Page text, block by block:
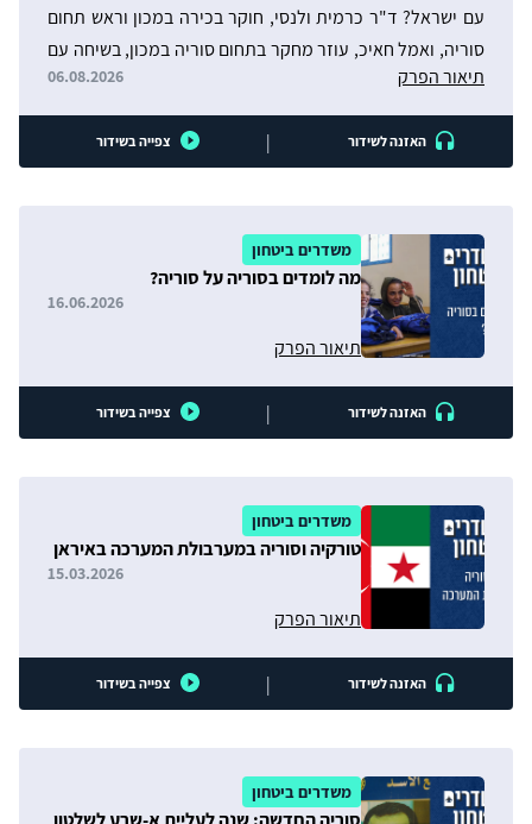
עם ישראל? ד"ר כרמית ולנסי, חוקר בכירה במכון וראש תחום
סוריה, ואמל חאיכ, עוזר מחקר בתחום סוריה במכון, בשיחה עם
העיתונאית עמנואל אלבז-פלפס. במרכז השיחה גם ממצאי
הספר החדש של ד"ר ולנסי ופרופ' איתמר רבינוביץ – המשמש
כמשנה ליושב ראש הדירקטוריון של המכון – "המהפכה בסוריה
תיאור הפרק 06.08.2026
האזנה לשידור צפייה בשידור
משדרים ביטחון
מה לומדים בסוריה על סוריה?
תיאור הפרק
16.06.2026
האזנה לשידור צפייה בשידור
משדרים ביטחון
טורקיה וסוריה במערבולת המערכה באיראן
תיאור הפרק
15.03.2026
האזנה לשידור צפייה בשידור
משדרים ביטחון